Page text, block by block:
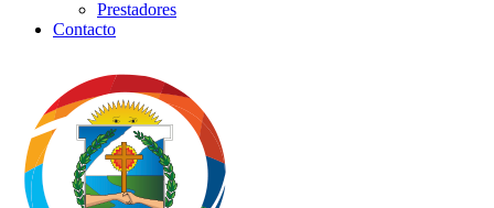
Prestadores
Contacto